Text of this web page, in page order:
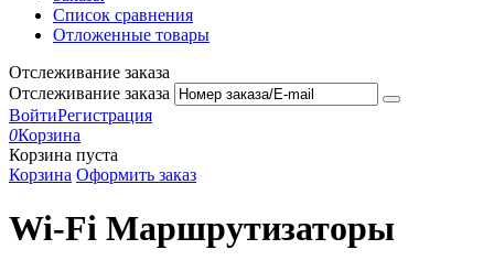
Список сравнения
Отложенные товары
Отслеживание заказа
Отслеживание заказа
ВойтиРегистрация
0Корзина
Корзина пуста
Корзина Оформить заказ
Wi-Fi Маршрутизаторы